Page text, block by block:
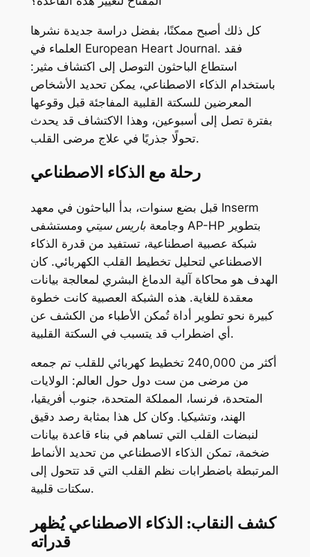
كل ذلك أصبح ممكنًا، بفضل دراسة جديدة نشرها
European Heart Journal. فقد
استطاع الباحثون التوصل إلى اكتشاف مثير:
باستخدام الذكاء الاصطناعي، يمكن تحديد الأشخاص
المعرضين للسكتة القلبية المفاجئة قبل وقوعها
بفترة تصل إلى أسبوعين، وهذا الاكتشاف قد يحدث
تحولًا جذريًا في علاج مرضى القلب.
رحلة مع الذكاء الاصطناعي
Inserm
وجامعةباريس سيتي AP-HP
شبكة عصبية اصطناعية، تستفيد من قدرة الذكاء
الاصطناعي لتحليل تخطيط القلب الكهربائي. كان
الهدف هو محاكاة آلية الدماغ البشري لمعالجة بيانات
معقدة للغاية. هذه الشبكة العصبية كانت خطوة
كبيرة نحو تطوير أداة تُمكن الأطباء من الكشف عن
أي اضطراب قد يتسبب في السكتة القلبية.
أكثر من 240,000 تخطيط كهربائي للقلب تم جمعه
من مرضى من ست دول حول العالم: الولايات
المتحدة، فرنسا، المملكة المتحدة، جنوب أفريقيا،
الهند، وتشيكيا. وكان كل هذا بمثابة رصد دقيق
لنبضات القلب التي تساهم في بناء قاعدة بيانات
ضخمة، تمكن الذكاء الاصطناعي من تحديد الأنماط
المرتبطة باضطرابات نظم القلب التي قد تتحول إلى
سكتات قلبية.
كشف النقاب: الذكاء الاصطناعي يُظهر
قدراته